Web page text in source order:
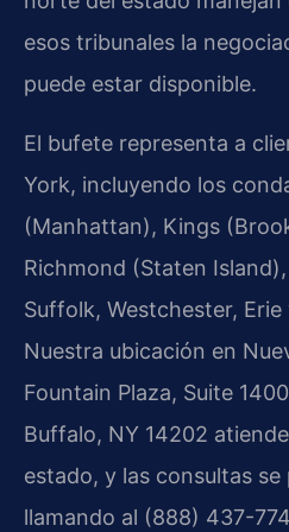
esos tribunales la
puede estar disponible.
El bufete representa a
York, incluyendo los
(Manhattan), Kings
Richmond (Staten
Suffolk, Westchester,
Nuestra ubicación en
Fountain Plaza, Suite
Buffalo, NY 14202
estado, y las consultas
llamando al (888) 437-